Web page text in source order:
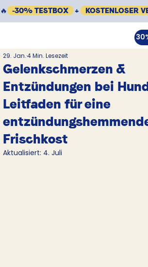
🔥 -30% TESTBOX + KOSTENLOSER
Gelenkschmerzen &
Entzündungen bei
Leitfaden für eine
Frischkost
29. Jan.4 Min. Lesezeit
Aktualisiert: 4. Juli